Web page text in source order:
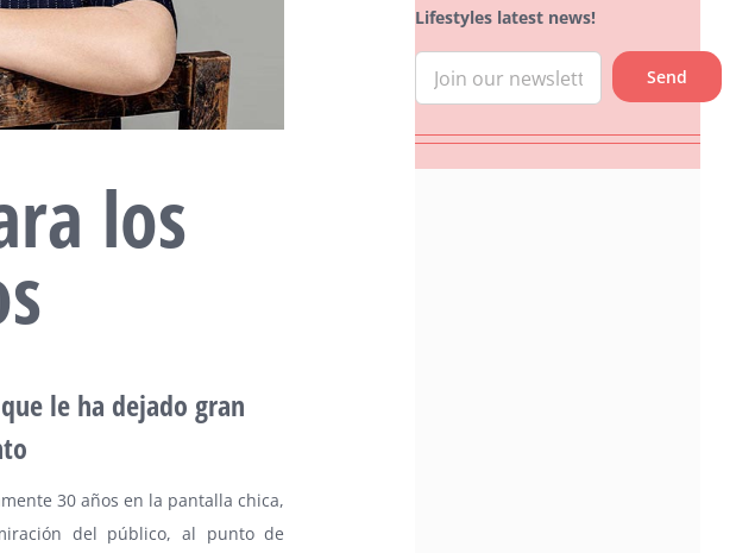
los
le ha dejado gran
30 años en la pantalla chica,
del público, al punto de
Lifestyles latest news!